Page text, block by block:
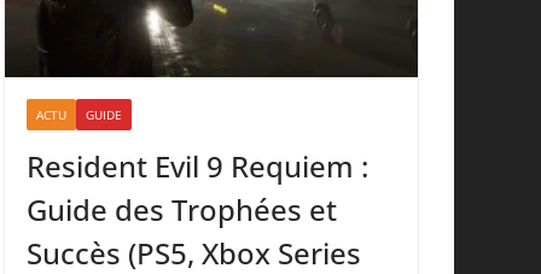
ACTU GUIDE
Resident Evil 9 Requiem :
Guide des Trophées et
Succès (PS5, Xbox Series